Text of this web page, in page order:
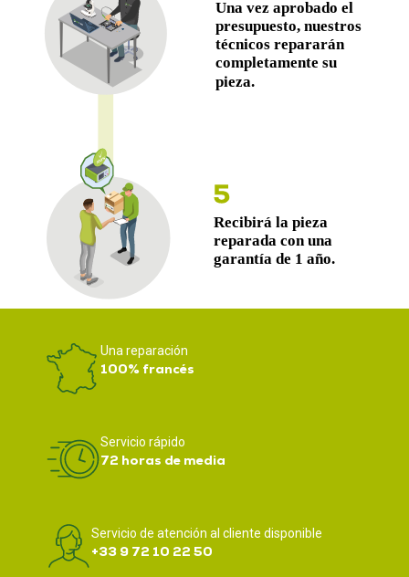
Una reparación
100% francés
Servicio rápido
72 horas de media
Servicio de atención al cliente disponible
+33 9 72 10 22 50